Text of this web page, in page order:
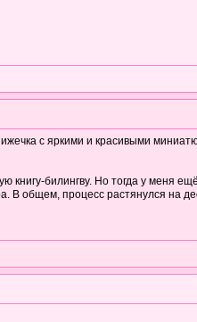
с яркими и красивыми
книгу-билингву. Но тогда у меня
В общем, процесс растянулся на